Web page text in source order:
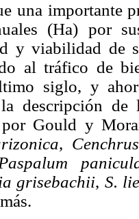
una importante
(Ha) por
y viabilidad de
al tráfico de
siglo, y
descripción de
por Gould y
,
grisebachii, S.